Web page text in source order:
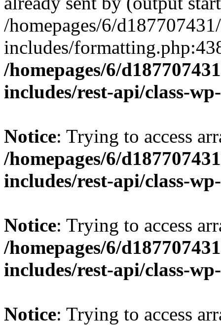
/homepages/6/
includes/
/homepages/6/
includes/rest-api/class-
Notice: Trying to access
/homepages/6/
includes/rest-api/class-
Notice: Trying to access
/homepages/6/
includes/rest-api/class-
Notice: Trying to access